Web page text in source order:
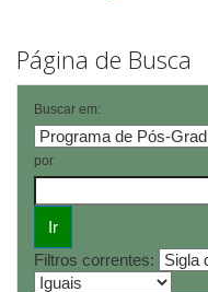
Página de Busca
Buscar em:
por
Filtros correntes: